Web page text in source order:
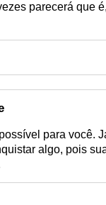
parecerá que
para você.
algo, pois